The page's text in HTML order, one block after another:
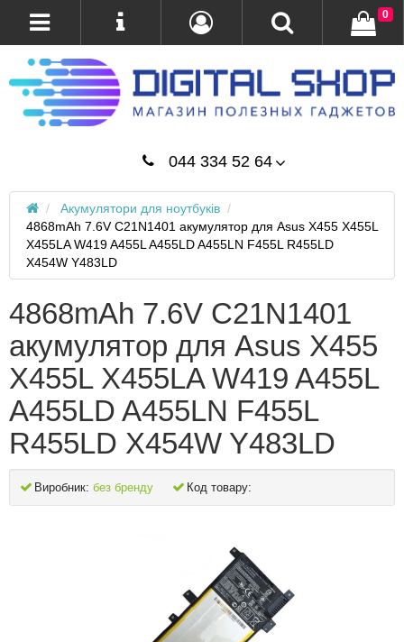
044 334 52 64
0
Акумулятори для ноутбуків
4868mAh 7.6V C21N1401 акумулятор для Asus X455 X455L
X455LA W419 A455L A455LD A455LN F455L R455LD
X454W Y483LD
4868mAh 7.6V C21N1401
акумулятор для Asus X455
X455L X455LA W419 A455L
A455LD A455LN F455L
R455LD X454W Y483LD
Виробник: без бренду Код товару: